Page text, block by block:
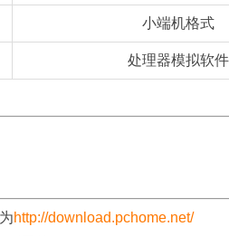
小端机格式
处理器模拟软件
http://download.pchome.net/